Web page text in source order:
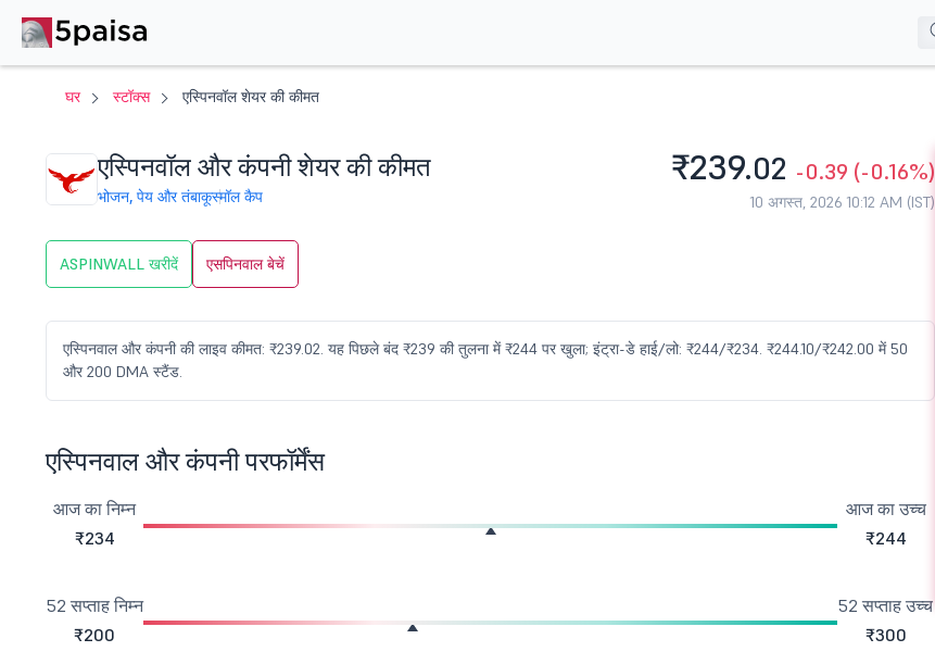
घर स्टॉक्स एस्पिनवॉल शेयर की कीमत
एस्पिनवॉल और कंपनी शेयर की कीमत
भोजन, पेय और तंबाकूस्मॉल कैप
₹239.02 -0.39 (-0.16%)
10 अगस्त, 2026 10:12 AM (IST)
ASPINWALL खरीदें एसपिनवाल बेचें
एस्पिनवाल और कंपनी की लाइव कीमत: ₹239.02. यह पिछले बंद ₹239 की तुलना में ₹244 पर खुला; इंट्रा-डे हाई/लो: ₹244/₹234. ₹244.10/₹242.00 में 50
और 200 DMA स्टैंड.
एस्पिनवाल और कंपनी परफॉर्मेंस
आज का निम्न
₹234
आज का उच्च
₹244
52 सप्ताह निम्न
₹200
52 सप्ताह उच्च
₹300